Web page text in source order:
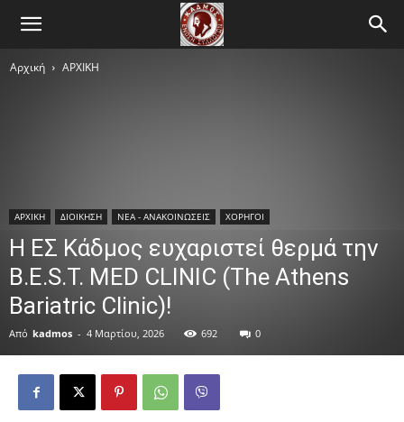
Αρχική ΑΡΧΙΚΗ
ΑΡΧΙΚΗ ΔΙΟΙΚΗΣΗ ΝΕΑ - ΑΝΑΚΟΙΝΩΣΕΙΣ ΧΟΡΗΓΟΙ
Η ΕΣ Κάδμος ευχαριστεί θερμά την
B.E.S.T. MED CLINIC (The Athens
Bariatric Clinic)!
Από kadmos - 4 Μαρτίου, 2026 692 0